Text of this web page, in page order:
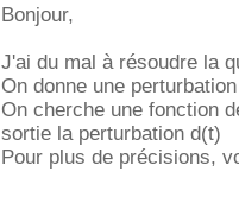
Bonjour,
J'ai du mal à résoudre la
On donne une
On cherche une fonction
sortie la perturbation d(t)
Pour plus de précisions,